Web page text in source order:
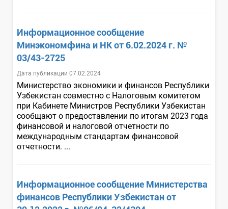
Информационное сообщение
Минэкономфина и НК от 6.02.2024 г. №
03/43-2725
Дата публикации 07.02.2024
Министерство экономики и финансов Республики
Узбекистан совместно с Налоговым комитетом
при Кабинете Министров Республики Узбекистан
сообщают о предоставлении по итогам 2023 года
финансовой и налоговой отчетности по
международным стандартам финансовой
отчетности. ...
Информационное сообщение Министерства
финансов Республики Узбекистан от